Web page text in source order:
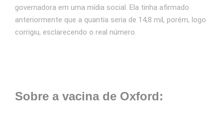
governadora em uma mídia social. Ela tinha afirmado
anteriormente que a quantia seria de 14,8 mil, porém, logo
corrigiu, esclarecendo o real número.
Sobre a vacina de Oxford: